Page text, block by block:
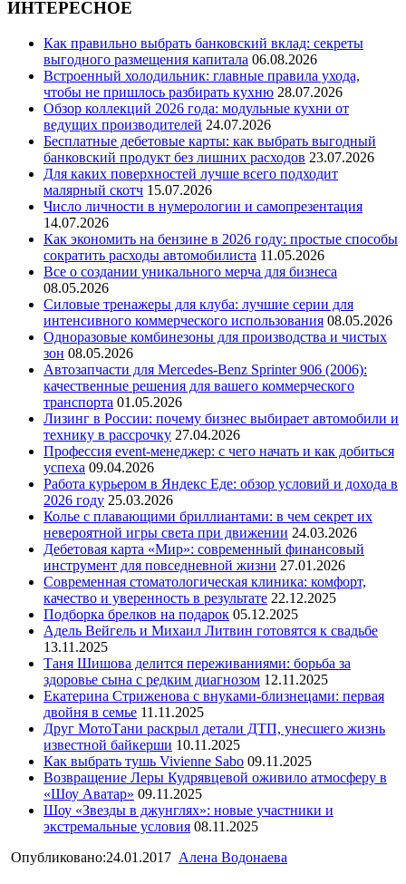
ИНТЕРЕСНОЕ
Как правильно выбрать банковский вклад: секреты
выгодного размещения капитала 06.08.2026
Встроенный холодильник: главные правила ухода,
чтобы не пришлось разбирать кухню 28.07.2026
Обзор коллекций 2026 года: модульные кухни от
ведущих производителей 24.07.2026
Бесплатные дебетовые карты: как выбрать выгодный
банковский продукт без лишних расходов 23.07.2026
Для каких поверхностей лучше всего подходит
малярный скотч 15.07.2026
Число личности в нумерологии и самопрезентация
14.07.2026
Как экономить на бензине в 2026 году: простые способы
сократить расходы автомобилиста 11.05.2026
Все о создании уникального мерча для бизнеса
08.05.2026
Силовые тренажеры для клуба: лучшие серии для
интенсивного коммерческого использования 08.05.2026
Одноразовые комбинезоны для производства и чистых
зон 08.05.2026
Автозапчасти для Mercedes-Benz Sprinter 906 (2006):
качественные решения для вашего коммерческого
транспорта 01.05.2026
Лизинг в России: почему бизнес выбирает автомобили и
технику в рассрочку 27.04.2026
Профессия event-менеджер: с чего начать и как добиться
успеха 09.04.2026
Работа курьером в Яндекс Еде: обзор условий и дохода в
2026 году 25.03.2026
Колье с плавающими бриллиантами: в чем секрет их
невероятной игры света при движении 24.03.2026
Дебетовая карта «Мир»: современный финансовый
инструмент для повседневной жизни 27.01.2026
Современная стоматологическая клиника: комфорт,
качество и уверенность в результате 22.12.2025
Подборка брелков на подарок 05.12.2025
Адель Вейгель и Михаил Литвин готовятся к свадьбе
13.11.2025
Таня Шишова делится переживаниями: борьба за
здоровье сына с редким диагнозом 12.11.2025
Екатерина Стриженова с внуками-близнецами: первая
двойня в семье 11.11.2025
Друг МотоТани раскрыл детали ДТП, унесшего жизнь
известной байкерши 10.11.2025
Как выбрать тушь Vivienne Sabo 09.11.2025
Возвращение Леры Кудрявцевой оживило атмосферу в
«Шоу Аватар» 09.11.2025
Шоу «Звезды в джунглях»: новые участники и
экстремальные условия 08.11.2025
Опубликовано:24.01.2017 Алена Водонаева